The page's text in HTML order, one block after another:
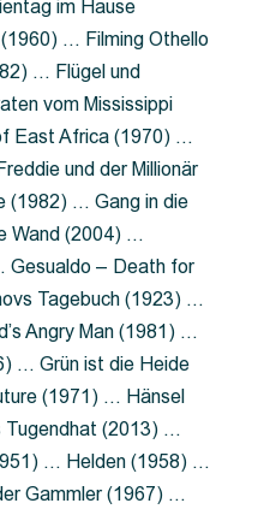
im Hause
… Filming Othello
… Flügel und
vom Mississippi
East Africa (1970) …
und der Millionär
(1982) … Gang in die
Wand (2004) …
Gesualdo – Death for
Tagebuch (1923) …
Angry Man (1981) …
… Grün ist die Heide
(1971) … Hänsel
(2013) …
… Helden (1958) …
Gammler (1967) …